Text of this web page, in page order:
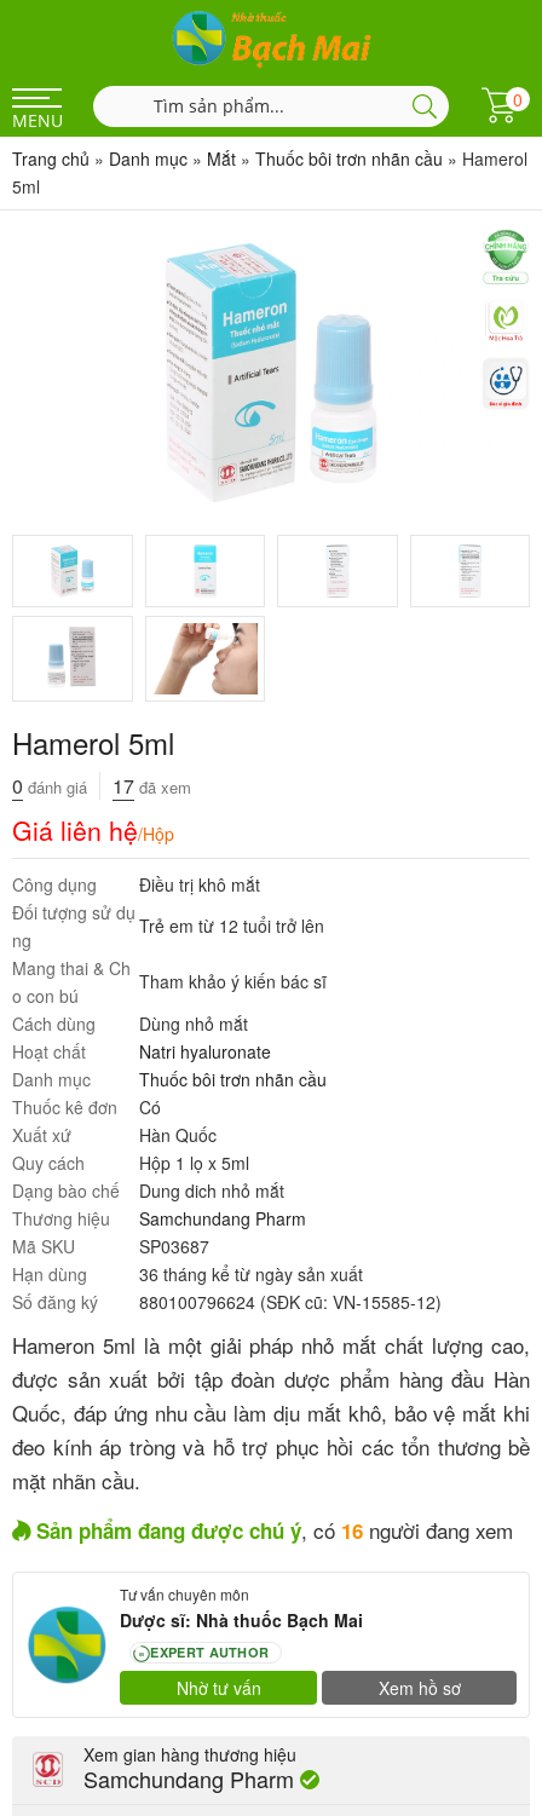
MENU
0
Trang chủ » Danh mục » Mắt » Thuốc bôi trơn nhãn cầu » Hamerol
5ml
Hamerol 5ml
0 đánh giá 17 đã xem
Giá liên hệ/Hộp
Công dụng
Điều trị khô mắt
Đối tượng sử dụ
ng
Trẻ em từ 12 tuổi trở lên
Mang thai & Ch
o con bú
Tham khảo ý kiến bác sĩ
Cách dùng
Dùng nhỏ mắt
Hoạt chất
Natri hyaluronate
Danh mục
Thuốc bôi trơn nhãn cầu
Thuốc kê đơn
Có
Xuất xứ
Hàn Quốc
Quy cách
Hộp 1 lọ x 5ml
Dạng bào chế
Dung dich nhỏ mắt
Thương hiệu
Samchundang Pharm
Mã SKU
SP03687
Hạn dùng
36 tháng kể từ ngày sản xuất
Số đăng ký
880100796624 (SĐK cũ: VN-15585-12)
Hameron 5ml là một giải pháp nhỏ mắt chất lượng cao,
được sản xuất bởi tập đoàn dược phẩm hàng đầu Hàn
Quốc, đáp ứng nhu cầu làm dịu mắt khô, bảo vệ mắt khi
đeo kính áp tròng và hỗ trợ phục hồi các tổn thương bề
mặt nhãn cầu.
Sản phẩm đang được chú ý, có 16 người đang xem
Tư vấn chuyên môn
Dược sĩ: Nhà thuốc Bạch Mai
80 EXPERT AUTHOR
Nhờ tư vấn Xem hồ sơ
Xem gian hàng thương hiệu
Samchundang Pharm